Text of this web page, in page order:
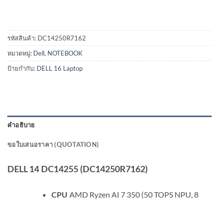
รหัสสินค้า: DC14250R7162
หมวดหมู่: Dell, NOTEBOOK
ป้ายกำกับ: DELL 16 Laptop
คำอธิบาย
ขอใบเสนอราคา (QUOTATION)
DELL 14 DC14255 (DC14250R7162)
CPU AMD Ryzen AI 7 350 (50 TOPS NPU, 8